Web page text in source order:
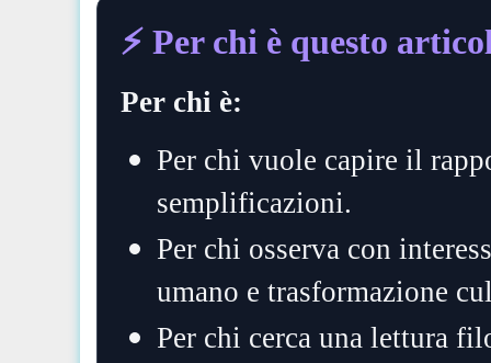
⚡️ Per chi è questo
Per chi è:
Per chi vuole capire il
semplificazioni.
Per chi osserva con
umano e trasformazione
Per chi cerca una lettura